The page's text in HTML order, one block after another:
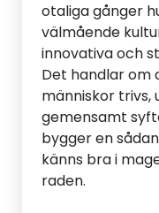
otaliga gånger
välmående
innovativa och
Det handlar om
människor
gemensamt
bygger en
känns bra i
raden.